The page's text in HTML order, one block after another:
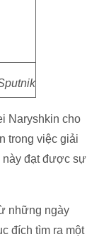
Naryshkin cho
trong việc giải
này đạt được sự
những ngày
đích tìm ra một